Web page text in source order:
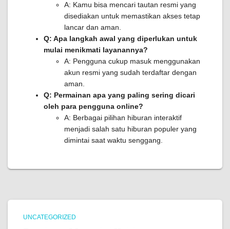
A: Kamu bisa mencari tautan resmi yang
disediakan untuk memastikan akses tetap
lancar dan aman.
Q: Apa langkah awal yang diperlukan untuk
mulai menikmati layanannya?
A: Pengguna cukup masuk menggunakan
akun resmi yang sudah terdaftar dengan
aman.
Q: Permainan apa yang paling sering dicari
oleh para pengguna online?
A: Berbagai pilihan hiburan interaktif
menjadi salah satu hiburan populer yang
dimintai saat waktu senggang.
UNCATEGORIZED